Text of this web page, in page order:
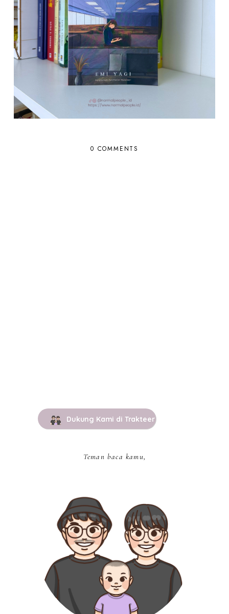
0 COMMENTS
Dukung Kami di Trakteer
Teman baca kamu,